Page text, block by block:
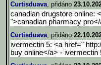
Curtisduava, přidáno
canadian drugstore online:
">canadian pharmacy
Curtisduava, přidáno
ivermectin 5: <a href="
buy online</a> - ivermectin